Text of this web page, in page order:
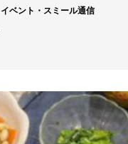
イベント・スミール通信